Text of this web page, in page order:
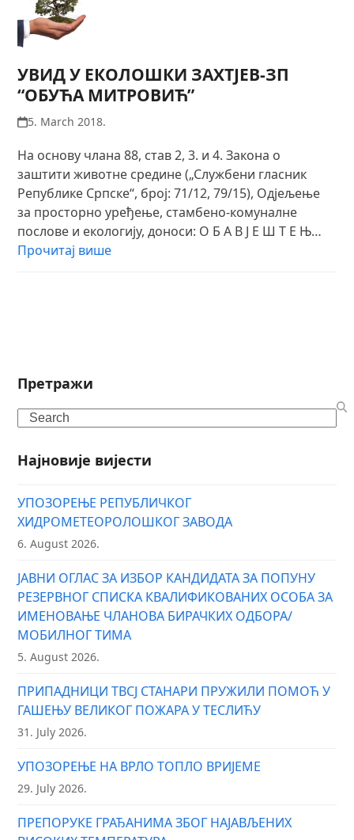
УВИД У ЕКОЛОШКИ ЗАХТЈЕВ-ЗП
“ОБУЋА МИТРОВИЋ”
5. March 2018.
На основу члана 88, став 2, 3. и 4. Закона о
заштити животне средине („Службени гласник
Републике Српске“, број: 71/12, 79/15), Одјељење
за просторно уређење, стамбено-комуналне
послове и екологију, доноси: О Б А В Ј Е Ш Т Е Њ…
Прочитај више
Претражи
Search
Најновије вијести
УПОЗОРЕЊЕ РЕПУБЛИЧКОГ
ХИДРОМЕТЕОРОЛОШКОГ ЗАВОДА
6. August 2026.
ЈАВНИ ОГЛАС ЗА ИЗБОР КАНДИДАТА ЗА ПОПУНУ
РЕЗЕРВНОГ СПИСКА КВАЛИФИКОВАНИХ ОСОБА ЗА
ИМЕНОВАЊЕ ЧЛАНОВА БИРАЧКИХ ОДБОРА/
МОБИЛНОГ ТИМА
5. August 2026.
ПРИПАДНИЦИ ТВСЈ СТАНАРИ ПРУЖИЛИ ПОМОЋ У
ГАШЕЊУ ВЕЛИКОГ ПОЖАРА У ТЕСЛИЋУ
31. July 2026.
УПОЗОРЕЊЕ НА ВРЛО ТОПЛО ВРИЈЕМЕ
29. July 2026.
ПРЕПОРУКЕ ГРАЂАНИМА ЗБОГ НАЈАВЉЕНИХ